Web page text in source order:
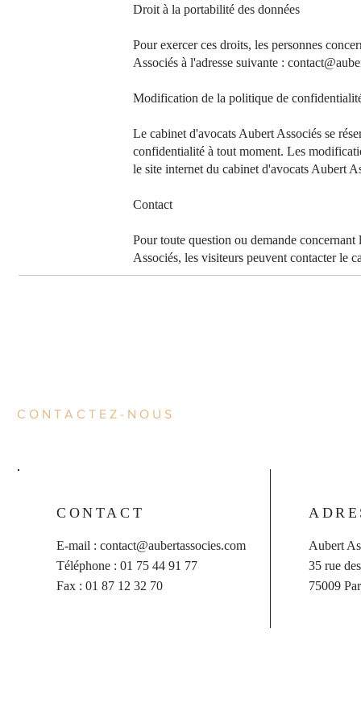
Droit à la portabilité des données
Pour exercer ces droits, les personnes
Associés à l'adresse suivante :
Modification de la politique de
Le cabinet d'avocats Aubert Associés se
confidentialité à tout moment. Les
le site internet du cabinet d'avocats Aubert
Contact
Pour toute question ou demande
Associés, les visiteurs peuvent contacter le
CONTACTEZ-NOUS
CONTACT
E-mail : contact@aubertassocies.com
Téléphone : 01 75 44 91 77
Fax : 01 87 12 32 70
Aubert
35 rue
75009